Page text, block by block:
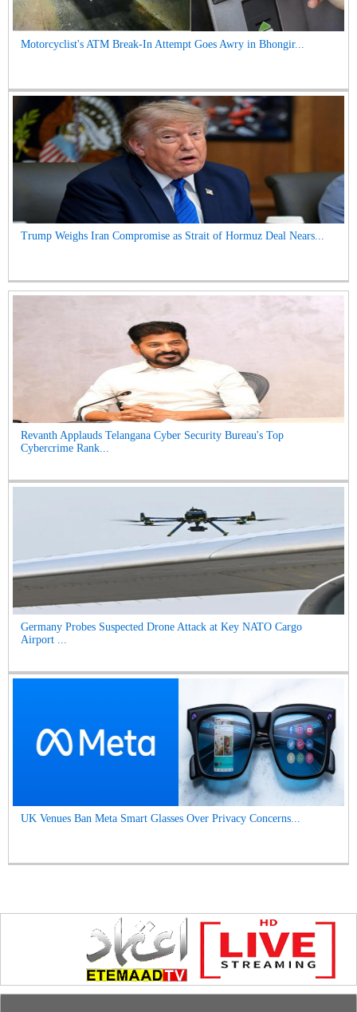
Motorcyclist's ATM Break-In Attempt Goes Awry in Bhongir...
Trump Weighs Iran Compromise as Strait of Hormuz Deal Nears...
Revanth Applauds Telangana Cyber Security Bureau's Top
Cybercrime Rank...
Germany Probes Suspected Drone Attack at Key NATO Cargo
Airport ...
UK Venues Ban Meta Smart Glasses Over Privacy Concerns...